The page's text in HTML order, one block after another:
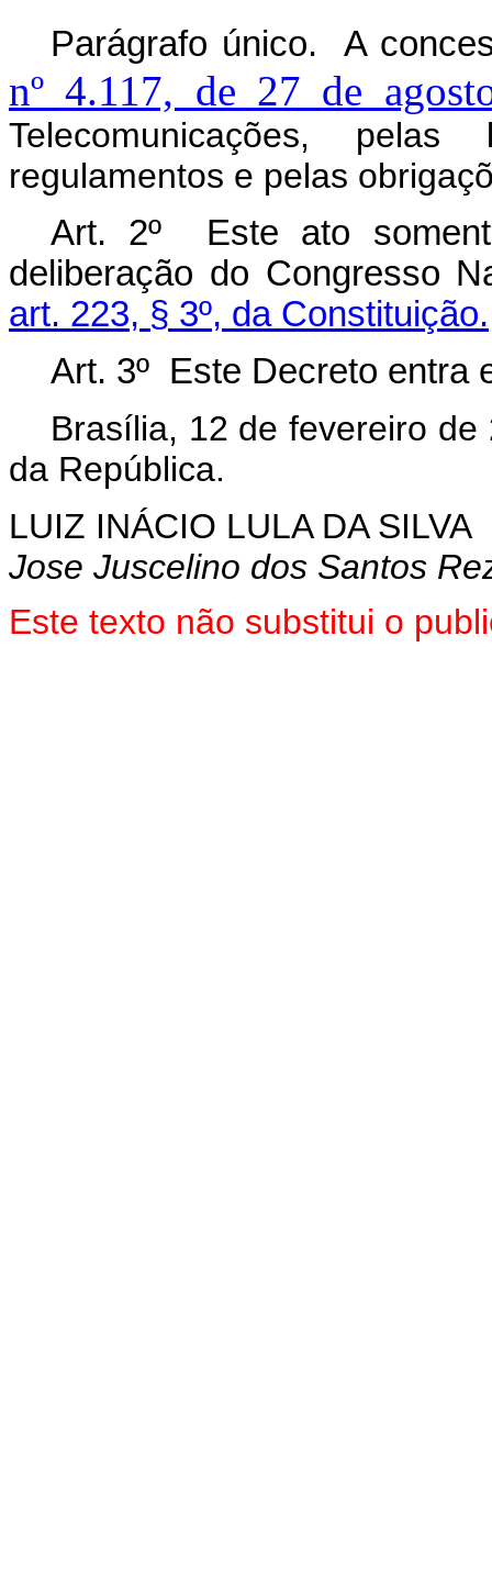
Parágrafo único. A
nº 4.117, de 27 de
Telecomunicações,
regulamentos e pelas
Art. 2º Este ato
deliberação do Congresso
art. 223, § 3º, da Constituição.
Art. 3º Este Decreto entra
Brasília, 12 de fevereiro de
da República.
LUIZ INÁCIO LULA DA SILVA
Jose Juscelino dos Santos
Este texto não substitui o